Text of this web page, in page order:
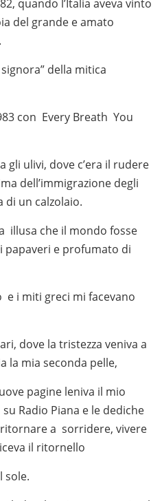
quando l’Italia aveva vinto
del grande e amato
della mitica
con Every Breath You
gli ulivi, dove c’era il rudere
dell’immigrazione degli
di un calzolaio.
illusa che il mondo fosse
papaveri e profumato di
e i miti greci mi facevano
dove la tristezza veniva a
la mia seconda pelle,
pagine leniva il mio
Radio Piana e le dediche
a sorridere, vivere
il ritornello
sole.